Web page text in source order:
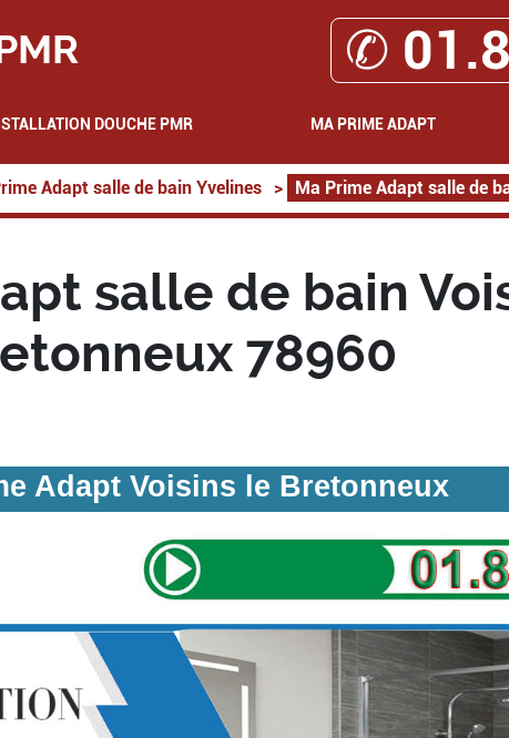
✆
DOUCHE PMR MA PRIME ADAPT
Adapt salle de bain Yvelines > Ma Prime Adapt salle de
salle de bain
78960
Adapt Voisins le Bretonneux